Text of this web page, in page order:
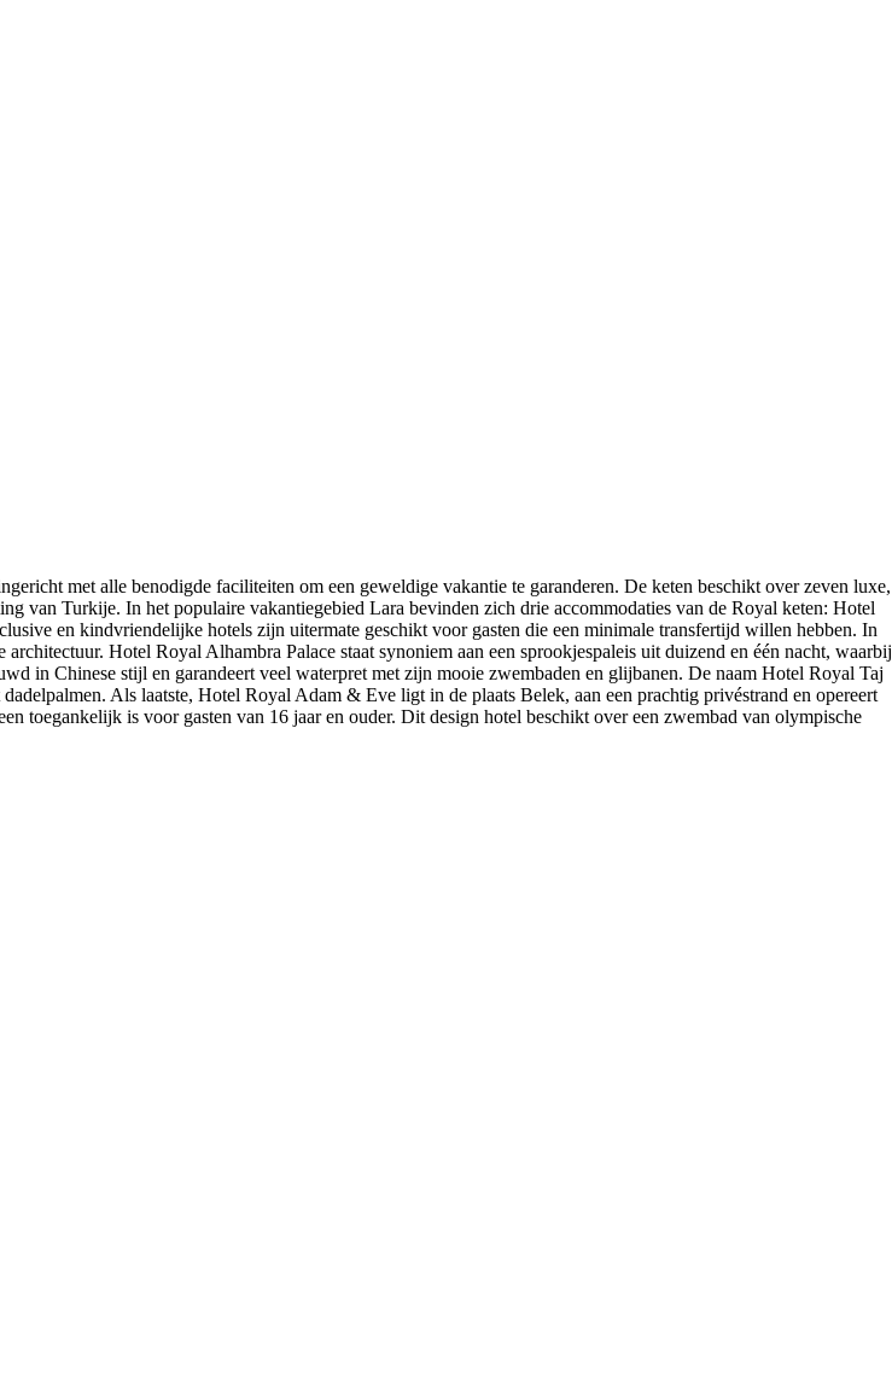
met alle benodigde faciliteiten om een geweldige vakantie te garanderen. De keten beschikt over zeven luxe,
van Turkije. In het populaire vakantiegebied Lara bevinden zich drie accommodaties van de Royal keten: Hotel
en kindvriendelijke hotels zijn uitermate geschikt voor gasten die een minimale transfertijd willen hebben. In
Hotel Royal Alhambra Palace staat synoniem aan een sprookjespaleis uit duizend en één nacht, waarbij
in Chinese stijl en garandeert veel waterpret met zijn mooie zwembaden en glijbanen. De naam Hotel Royal Taj
Als laatste, Hotel Royal Adam & Eve ligt in de plaats Belek, aan een prachtig privéstrand en opereert
toegankelijk is voor gasten van 16 jaar en ouder. Dit design hotel beschikt over een zwembad van olympische